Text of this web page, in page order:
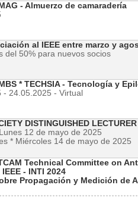
- Almuerzo de camaradería
al IEEE entre marzo y
del 50% para nuevos socios
* TECHSIA - Tecnología y
- 24.05.2025 - Virtual
DISTINGUISHED
12 de mayo de 2025
* Miércoles 14 de mayo de 2025
TCAM Technical Committee on
- INTI 2024
Propagación y Medición de